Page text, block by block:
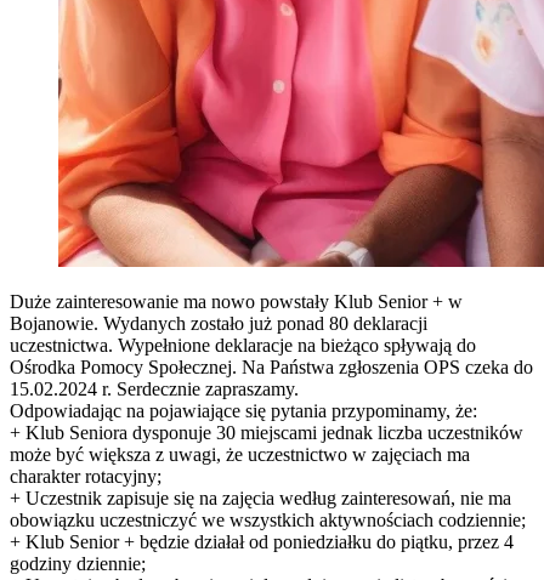
Duże zainteresowanie ma nowo powstały Klub Senior + w
Bojanowie. Wydanych zostało już ponad 80 deklaracji
uczestnictwa. Wypełnione deklaracje na bieżąco spływają do
Ośrodka Pomocy Społecznej. Na Państwa zgłoszenia OPS czeka do
15.02.2024 r. Serdecznie zapraszamy.
Odpowiadając na pojawiające się pytania przypominamy, że:
+ Klub Seniora dysponuje 30 miejscami jednak liczba uczestników
może być większa z uwagi, że uczestnictwo w zajęciach ma
charakter rotacyjny;
+ Uczestnik zapisuje się na zajęcia według zainteresowań, nie ma
obowiązku uczestniczyć we wszystkich aktywnościach codziennie;
+ Klub Senior + będzie działał od poniedziałku do piątku, przez 4
godziny dziennie;